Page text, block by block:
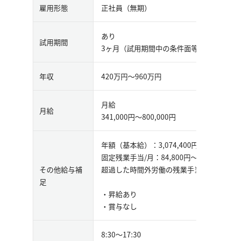
雇用形態 正社員（無期）
試用期間
あり
3ヶ月（試用期間中の条件面等に変更
年収 420万円〜960万円
月給
月給
341,000円〜800,000円
その他給与補
足
年額（基本給）：3,074,400円～
固定残業手当/月：84,800円～193,700
超過した時間外労働の残業手当は追加
・昇給あり
・賞与なし
8:30～17:30